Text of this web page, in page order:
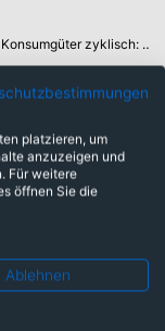
Konsumgüter zyklisch: 11,97%
platzieren, um
anzuzeigen und
Für weitere
öffnen Sie die
Ablehnen